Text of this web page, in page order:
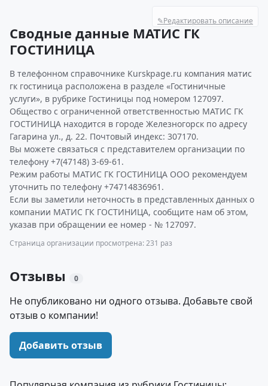
✎Редактировать описание
Сводные данные МАТИС ГК
ГОСТИНИЦА
В телефонном справочнике Kurskpage.ru компания матис
гк гостиница расположена в разделе «Гостиничные
услуги», в рубрике Гостиницы под номером 127097.
Общество с ограниченной ответственностью МАТИС ГК
ГОСТИНИЦА находится в городе Железногорск по адресу
Гагарина ул., д. 22. Почтовый индекс: 307170.
Вы можете связаться с представителем организации по
телефону +7(47148) 3-69-61.
Режим работы МАТИС ГК ГОСТИНИЦА ООО рекомендуем
уточнить по телефону +74714836961.
Если вы заметили неточность в представленных данных о
компании МАТИС ГК ГОСТИНИЦА, сообщите нам об этом,
указав при обращении ее номер - № 127097.
Страница организации просмотрена: 231 раз
Отзывы 0
Не опубликовано ни одного отзыва. Добавьте свой
отзыв о компании!
Добавить отзыв